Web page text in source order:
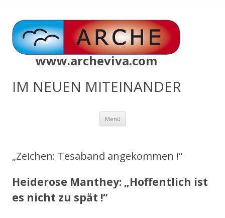
www.archeviva.com
IM NEUEN MITEINANDER
Menü Zum
springen
„Zeichen: Tesaband angekommen !“
Heiderose Manthey: „Hoffentlich ist
es nicht zu spät !“